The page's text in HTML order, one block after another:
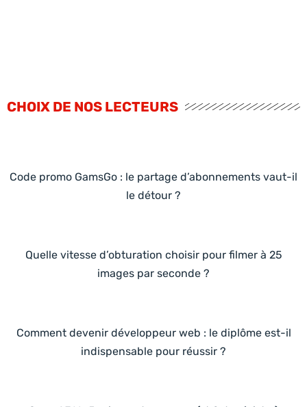
CHOIX DE NOS LECTEURS
Code promo GamsGo : le partage d’abonnements vaut-il
le détour ?
Quelle vitesse d’obturation choisir pour filmer à 25
images par seconde ?
Comment devenir développeur web : le diplôme est-il
indispensable pour réussir ?